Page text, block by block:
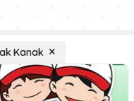
Kanak